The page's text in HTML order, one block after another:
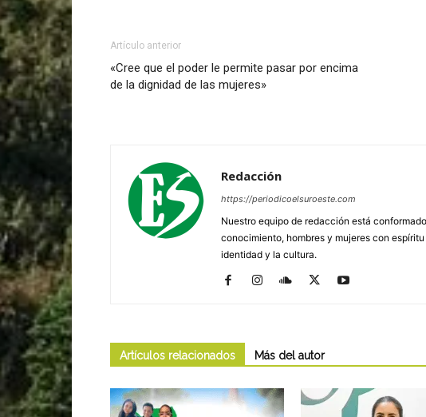
Artículo anterior
«Cree que el poder le permite pasar por encima
de la dignidad de las mujeres»
Redacción
https://periodicoelsuroeste.com
Nuestro equipo de redacción está
conocimiento, hombres y mujeres con
identidad y la cultura.
Artículos relacionados Más del autor